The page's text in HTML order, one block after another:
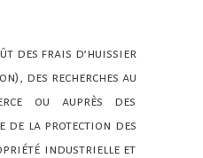
des frais d’huissier
des recherches au
ou auprès des
de la protection des
industrielle et